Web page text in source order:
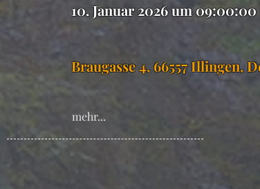
10. Januar 2026 um 09:00:00
Braugasse 4, 66557 Illingen,
mehr...